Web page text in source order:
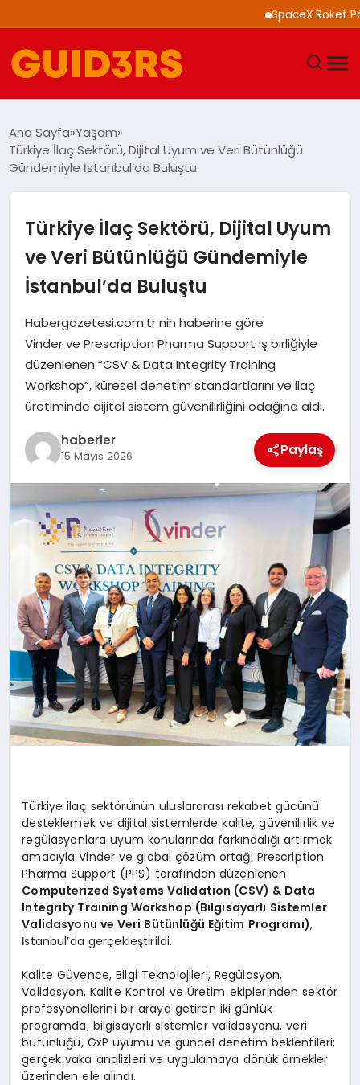
SpaceX Roket
YAŞAM
SAĞLIK
EKONOMI
MAGAZIN
EĞITIM
Ana Sayfa Yaşam
Türkiye İlaç Sektörü, Dijital Uyum ve Veri Bütünlüğü
Gündemiyle İstanbul’da Buluştu
Türkiye İlaç Sektörü, Dijital Uyum
ve Veri Bütünlüğü Gündemiyle
İstanbul’da Buluştu
Habergazetesi.com.tr nin haberine göre
Vinder ve Prescription Pharma Support iş birliğiyle
düzenlenen “CSV & Data Integrity Training
Workshop”, küresel denetim standartlarını ve ilaç
üretiminde dijital sistem güvenilirliğini odağına aldı.
haberler
15 Mayıs 2026 Paylaş
Türkiye ilaç sektörünün uluslararası rekabet gücünü
desteklemek ve dijital sistemlerde kalite, güvenilirlik ve
regülasyonlara uyum konularında farkındalığı artırmak
amacıyla Vinder ve global çözüm ortağı Prescription
Pharma Support (PPS) tarafından düzenlenen
Computerized Systems Validation (CSV) & Data
Integrity Training Workshop (Bilgisayarlı Sistemler
Validasyonu ve Veri Bütünlüğü Eğitim Programı),
İstanbul’da gerçekleştirildi.
Kalite Güvence, Bilgi Teknolojileri, Regülasyon,
Validasyon, Kalite Kontrol ve Üretim ekiplerinden sektör
profesyonellerini bir araya getiren iki günlük
programda, bilgisayarlı sistemler validasyonu, veri
bütünlüğü, GxP uyumu ve güncel denetim beklentileri;
gerçek vaka analizleri ve uygulamaya dönük örnekler
üzerinden ele alındı.